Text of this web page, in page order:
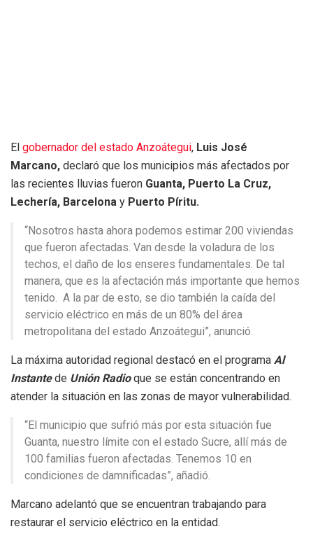
El gobernador del estado Anzoátegui, Luis José
Marcano, declaró que los municipios más afectados por
las recientes lluvias fueron Guanta, Puerto La Cruz,
Lechería, Barcelona y Puerto Píritu.
“Nosotros hasta ahora podemos estimar 200 viviendas
que fueron afectadas. Van desde la voladura de los
techos, el daño de los enseres fundamentales. De tal
manera, que es la afectación más importante que hemos
tenido. A la par de esto, se dio también la caída del
servicio eléctrico en más de un 80% del área
metropolitana del estado Anzoátegui”, anunció.
La máxima autoridad regional destacó en el programa Al
Instantede Unión Radioque se están concentrando en
atender la situación en las zonas de mayor vulnerabilidad.
“El municipio que sufrió más por esta situación fue
Guanta, nuestro límite con el estado Sucre, allí más de
100 familias fueron afectadas. Tenemos 10 en
condiciones de damnificadas”, añadió.
Marcano adelantó que se encuentran trabajando para
restaurar el servicio eléctrico en la entidad.